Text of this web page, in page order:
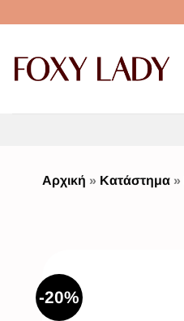
Αρχική » Κατάστημα »
-20%